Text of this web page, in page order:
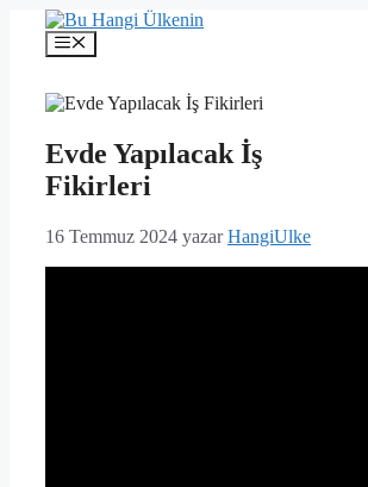
İçeriğe
Menü
Evde Yapılacak İş
Fikirleri
16 Temmuz 2024 yazarHangiUlke